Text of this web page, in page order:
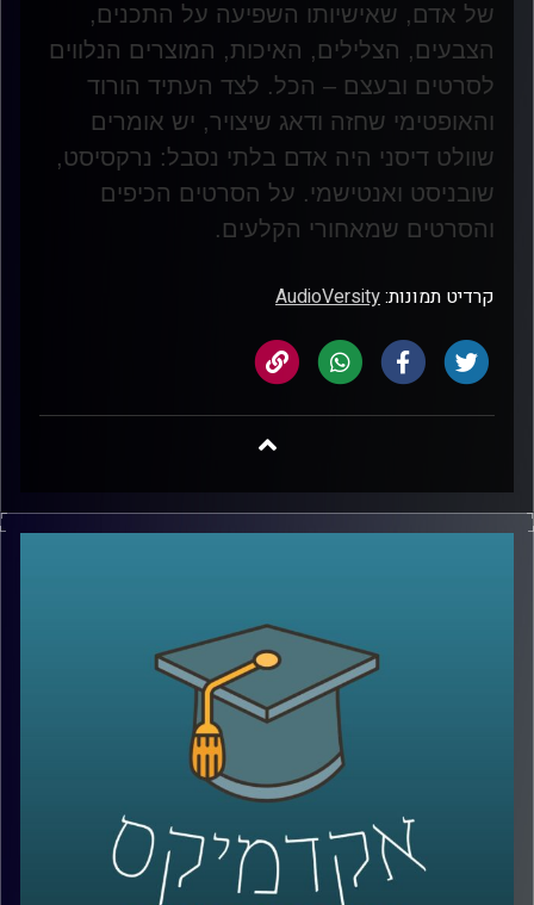
של אדם, שאישיותו השפיעה על התכנים,
הצבעים, הצלילים, האיכות, המוצרים הנלווים
לסרטים ובעצם – הכל. לצד העתיד הורוד
והאופטימי שחזה ודאג שיצויר, יש אומרים
שוולט דיסני היה אדם בלתי נסבל: נרקסיסט,
שובניסט ואנטישמי. על הסרטים הכיפים
והסרטים שמאחורי הקלעים.
קרדיט תמונות:AudioVersity